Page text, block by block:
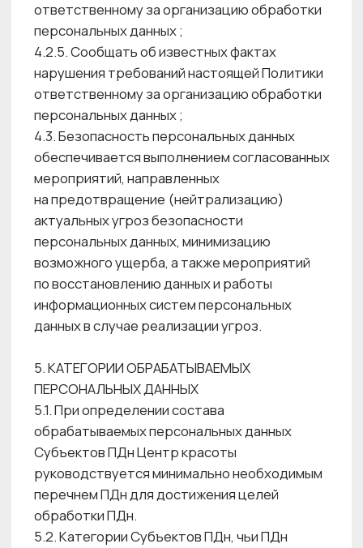
обработки ПДн, включая требования
законодательства Российской Федерации
в отношении отдельных видов операций,
используемых ПДн.
6.8. Получение и обработка персональных
данных в случаях, предусмотренных
Федеральным законом № 152-ФЗ,
осуществляется с письменного согласия
Субъекта ПДн, в случае если согласие
Субъекта ПДн требуется. Равнозначным
содержащему собственноручную подпись
Субъекта ПДн согласию в письменной форме
на бумажном носителе признается согласие
в форме электронного документа,
подписанного в соответствии с федеральным
законом электронной подписью Субъекта
6.9. Согласие на обработку ПДн может быть
дано Субъектом ПДн или его представителем
в любой, позволяющей подтвердить факт его
получения форме, если иное не установлено
Федеральным законом № 152-ФЗ. Согласие
отдельно от иных согласий субъекта ПДн
на обработку его ПДн. Субъекту ПДн
предоставляется возможность определить
перечень ПДн по каждой категории ПДн,
указанной в согласии на обработку ПДн,
разрешенных Субъектом ПДн для
6.10. Согласие на обработку ПДн может быть
предоставлено Субъектом ПДн посредством
совершения следующих конклюдентных
действий: в случае осуществления передачи
персональных данных посредством